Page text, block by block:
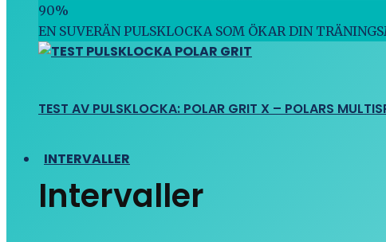
90%
EN SUVERÄN PULSKLOCKA SOM ÖKAR DIN
TEST AV PULSKLOCKA: POLAR GRIT X – POLARS
INTERVALLER
Intervaller